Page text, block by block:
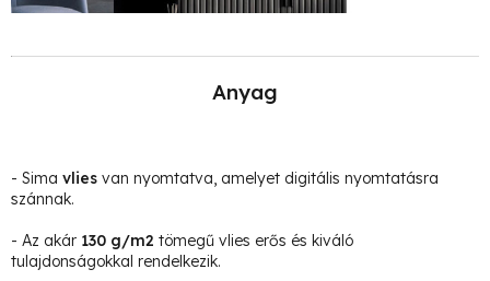
Anyag
- Sima vlies van nyomtatva, amelyet digitális nyomtatásra
szánnak.
- Az akár 130 g/m2 tömegű vlies erős és kiváló
tulajdonságokkal rendelkezik.